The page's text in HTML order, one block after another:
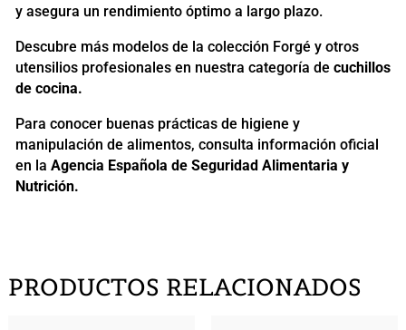
y asegura un rendimiento óptimo a largo plazo.
Descubre más modelos de la colección Forgé y otros
utensilios profesionales en nuestra categoría de cuchillos
de cocina.
Para conocer buenas prácticas de higiene y
manipulación de alimentos, consulta información oficial
en la Agencia Española de Seguridad Alimentaria y
Nutrición.
PRODUCTOS RELACIONADOS